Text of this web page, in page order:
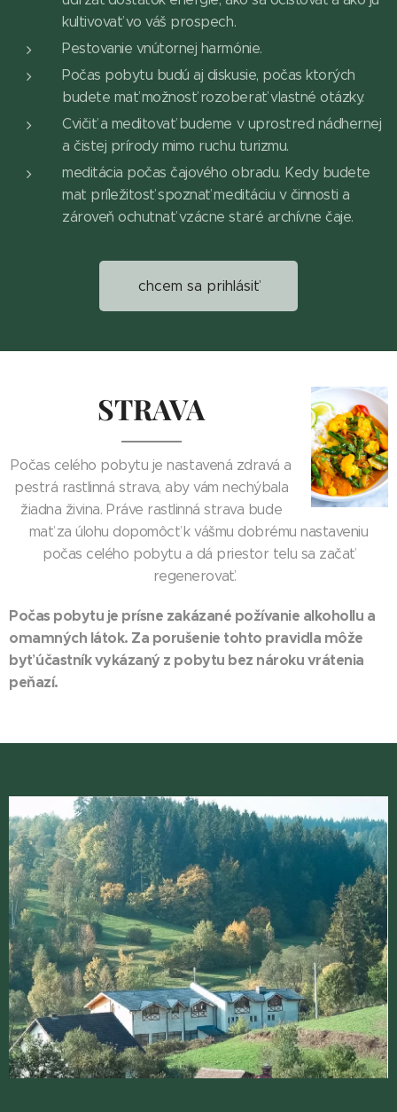
kultivovať vo váš prospech.
Pestovanie vnútornej harmónie.
Počas pobytu budú aj diskusie, počas ktorých
budete mať možnosť rozoberať vlastné otázky.
Cvičiť a meditovať budeme v uprostred nádhernej
a čistej prírody mimo ruchu turizmu.
meditácia počas čajového obradu. Kedy budete
mat príležitosť spoznať meditáciu v činnosti a
zároveň ochutnať vzácne staré archívne čaje.
chcem sa prihlásiť
STRAVA
Počas celého pobytu je nastavená zdravá a
pestrá rastlinná strava, aby vám nechýbala
žiadna živina. Práve rastlinná strava bude
mať za úlohu dopomôcť k vášmu dobrému nastaveniu
počas celého pobytu a dá priestor telu sa začať
regenerovať.
Počas pobytu je prísne zakázané požívanie alkohollu a
omamných látok. Za porušenie tohto pravidla môže
byť účastník vykázaný z pobytu bez nároku vrátenia
peňazí.